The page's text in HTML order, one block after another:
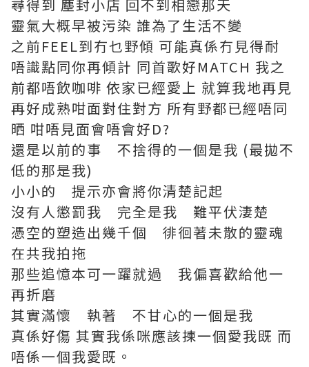
尋得到 塵封小店 回不到相戀那天
靈氣大概早被污染 誰為了生活不變
之前FEEL到冇乜野傾 可能真係冇見得耐
唔識點同你再傾計 同首歌好MATCH 我之
前都唔飲咖啡 依家已經愛上 就算我地再見
再好成熟咁面對住對方 所有野都已經唔同
晒 咁唔見面會唔會好D?
還是以前的事 不捨得的一個是我 (最拋不
低的那是我)
小小的 提示亦會將你清楚記起
沒有人懲罰我 完全是我 難平伏淒楚
憑空的塑造出幾千個 徘徊著未散的靈魂
在共我拍拖
那些追憶本可一躍就過 我偏喜歡給他一
再折磨
其實滿懷 執著 不甘心的一個是我
真係好傷 其實我係咪應該揀一個愛我既 而
唔係一個我愛既。